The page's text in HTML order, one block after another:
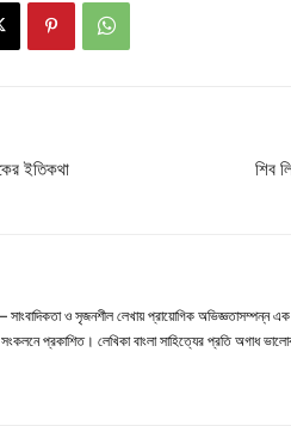
ইতিকথা শিব
ও সৃজনশীল লেখায় প্রায়োগিক অভিজ্ঞতাসম্পন্ন
সংকলনে প্রকাশিত। লেখিকা বাংলা সাহিত্যের প্রতি অগাধ